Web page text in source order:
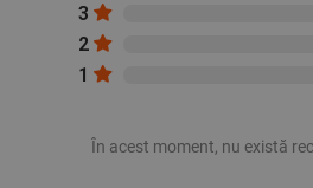
3
2
1
În acest moment, nu există